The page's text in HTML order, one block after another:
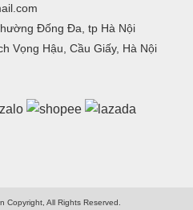
Đống Đa, tp Hà Nội
Vọng Hậu, Cầu Giấy, Hà Nội
All Rights Reserved.